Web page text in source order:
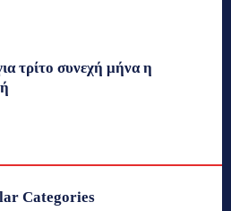
τρίτο συνεχή μήνα η
Categories